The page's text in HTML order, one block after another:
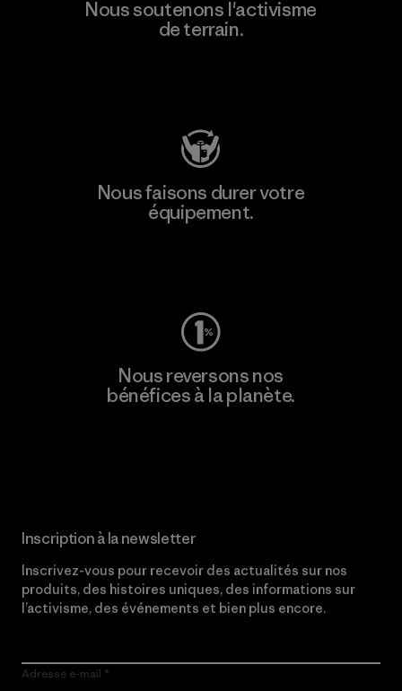
Nous soutenons l'activisme
de terrain.
Nous faisons durer votre
équipement.
Nous reversons nos
bénéfices à la planète.
Inscription à la newsletter
Inscrivez-vous pour recevoir des actualités sur nos
produits, des histoires uniques, des informations sur
l’activisme, des événements et bien plus encore.
Adresse e-mail